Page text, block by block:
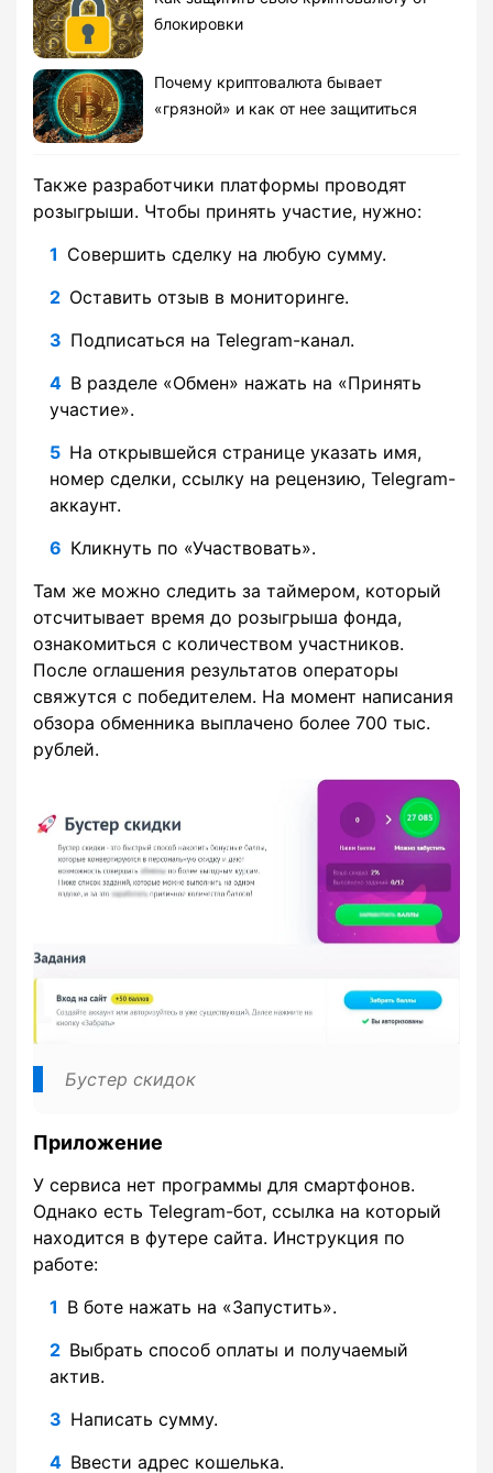
блокировки
Почему криптовалюта бывает
«грязной» и как от нее защититься
Также разработчики платформы проводят
розыгрыши. Чтобы принять участие, нужно:
Совершить сделку на любую сумму.
Оставить отзыв в мониторинге.
Подписаться на Telegram-канал.
В разделе «Обмен» нажать на «Принять
участие».
На открывшейся странице указать имя,
номер сделки, ссылку на рецензию, Telegram-
аккаунт.
Кликнуть по «Участвовать».
Там же можно следить за таймером, который
отсчитывает время до розыгрыша фонда,
ознакомиться с количеством участников.
После оглашения результатов операторы
свяжутся с победителем. На момент написания
обзора обменника выплачено более 700 тыс.
рублей.
Бустер скидок
Приложение
У сервиса нет программы для смартфонов.
Однако есть Telegram-бот, ссылка на который
находится в футере сайта. Инструкция по
работе:
В боте нажать на «Запустить».
Выбрать способ оплаты и получаемый
актив.
Написать сумму.
Ввести адрес кошелька.